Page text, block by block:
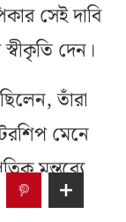
সেই দাবি
দেন।
তাঁরা
মেনে
মন্তব্যে
আরও কঠোর